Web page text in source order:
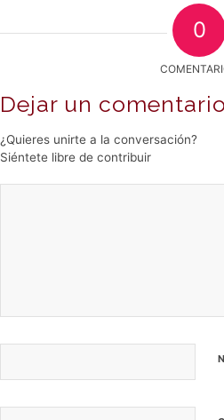
0
Dejar un comentario
¿Quieres unirte a la conversación?
Siéntete libre de contribuir